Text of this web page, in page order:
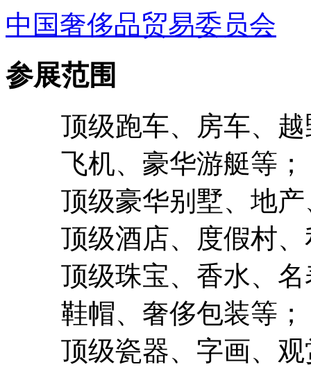
中国奢侈品贸易委员会
参展范围
顶级跑车、房车、
飞机、豪华游艇等；
顶级豪华别墅、地
顶级酒店、度假村
顶级珠宝、香水、
鞋帽、奢侈包装等；
顶级瓷器、字画、